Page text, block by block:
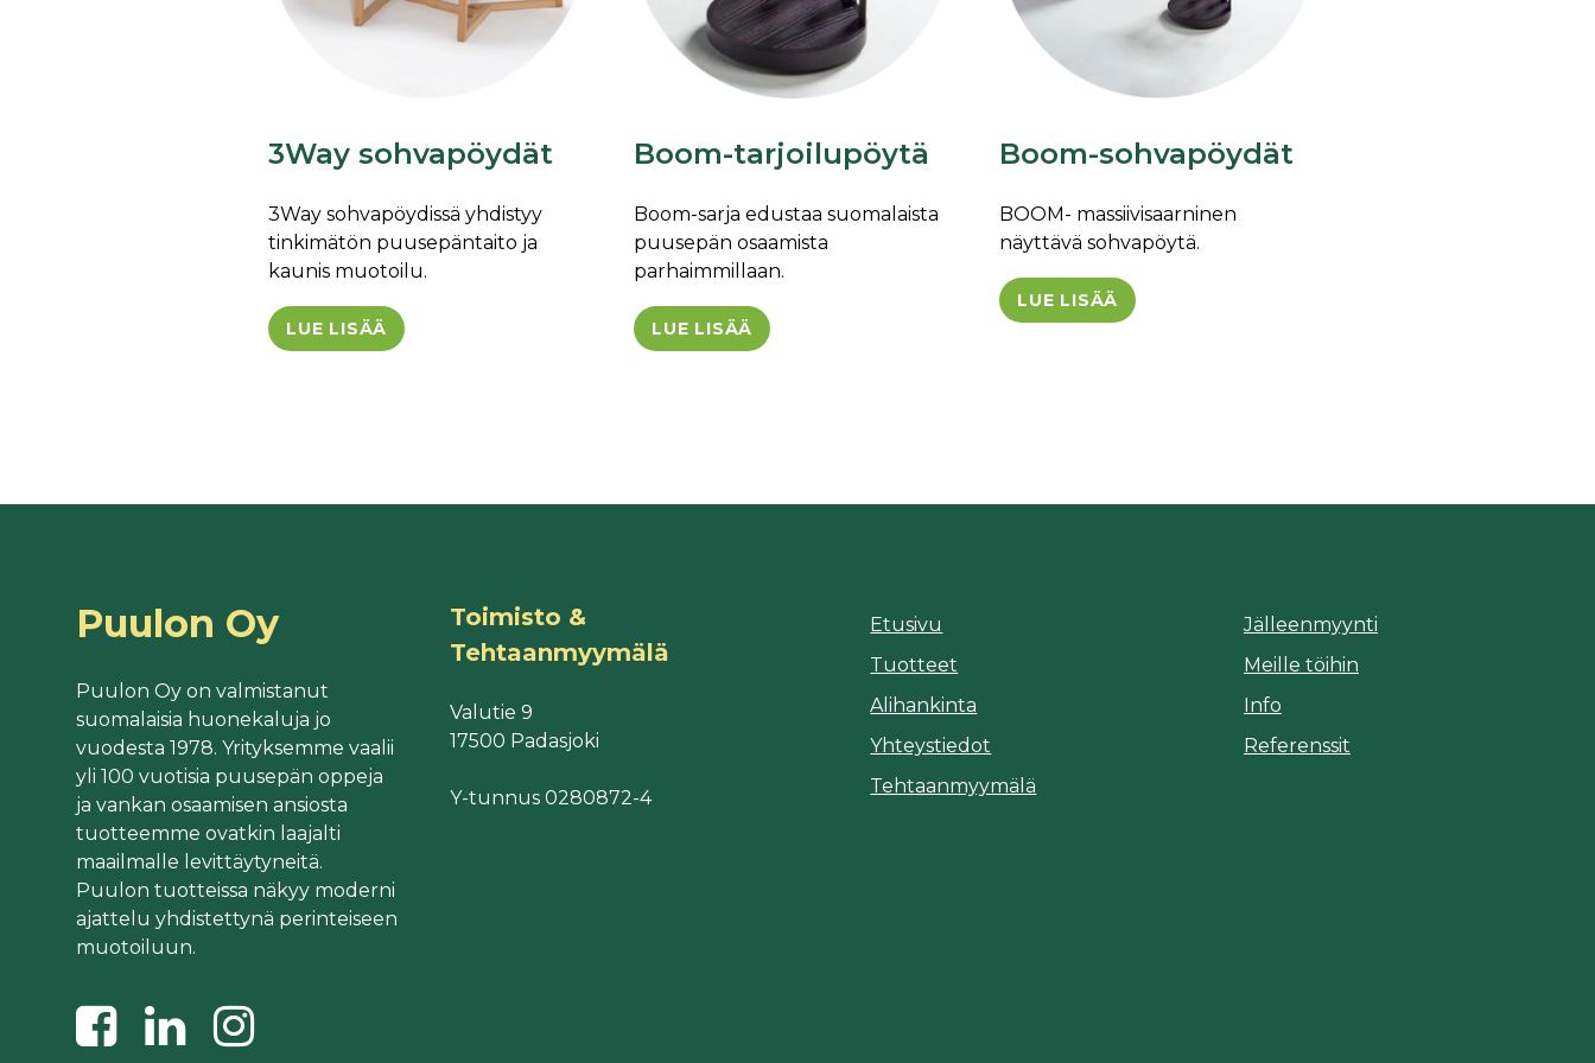
3Way sohvapöydät
3Way sohvapöydissä yhdistyy
tinkimätön puusepäntaito ja
kaunis muotoilu.
LUE LISÄÄ
Boom-tarjoilupöytä
Boom-sarja edustaa suomalaista
puusepän osaamista
parhaimmillaan.
LUE LISÄÄ
Boom-sohvapöydät
BOOM- massiivisaarninen
näyttävä sohvapöytä.
LUE LISÄÄ
Puulon Oy
Puulon Oy on valmistanut
suomalaisia huonekaluja jo
vuodesta 1978. Yrityksemme vaalii
yli 100 vuotisia puusepän oppeja
ja vankan osaamisen ansiosta
tuotteemme ovatkin laajalti
maailmalle levittäytyneitä.
Puulon tuotteissa näkyy moderni
ajattelu yhdistettynä perinteiseen
muotoiluun.
Toimisto &
Tehtaanmyymälä
Valutie 9
17500 Padasjoki
Y-tunnus 0280872-4
Etusivu
Tuotteet
Alihankinta
Yhteystiedot
Tehtaanmyymälä
Jälleenmyynti
Meille töihin
Info
Referenssit